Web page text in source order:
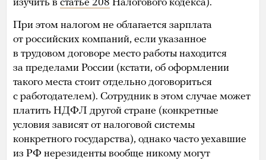
изучить в статье 208 Налогового кодекса).
При этом налогом не облагается зарплата
от российских компаний, если указанное
в трудовом договоре место работы находится
за пределами России (кстати, об оформлении
такого места стоит отдельно договориться
с работодателем). Сотрудник в этом случае может
платить НДФЛ другой стране (конкретные
условия зависят от налоговой системы
конкретного государства), однако часто уехавшие
из РФ нерезиденты вообще никому могут